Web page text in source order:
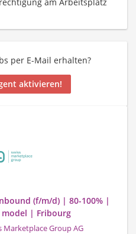
per E-Mail erhalten?
aktivieren!
(f/m/d) | 80-100% |
| Fribourg
Marketplace Group AG